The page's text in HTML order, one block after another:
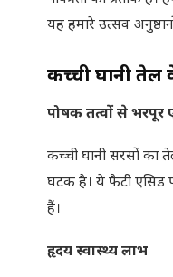
यह हमारे उत्सव
कच्ची घानी तेल
पोषक तत्वों से भरपूर
कच्ची घानी सरसों का
घटक है। ये फैटी एसिड
हैं।
हृदय स्वास्थ्य लाभ